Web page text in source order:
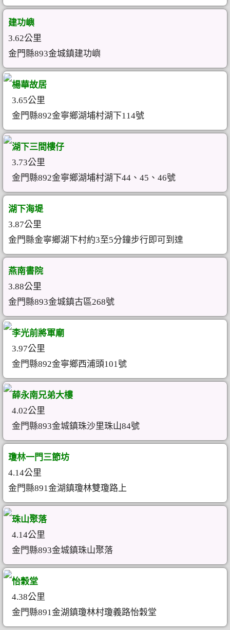
建功嶼
3.62公里
金門縣893金城鎮建功嶼
楊華故居
3.65公里
金門縣892金寧鄉湖埔村湖下114號
湖下三間樓仔
3.73公里
金門縣892金寧鄉湖埔村湖下44、45、46號
湖下海堤
3.87公里
金門縣金寧鄉湖下村約3至5分鐘步行即可到達
燕南書院
3.88公里
金門縣893金城鎮古區268號
李光前將軍廟
3.97公里
金門縣892金寧鄉西浦頭101號
薛永南兄弟大樓
4.02公里
金門縣893金城鎮珠沙里珠山84號
瓊林一門三節坊
4.14公里
金門縣891金湖鎮瓊林雙瓊路上
珠山聚落
4.14公里
金門縣893金城鎮珠山聚落
怡穀堂
4.38公里
金門縣891金湖鎮瓊林村瓊義路怡穀堂